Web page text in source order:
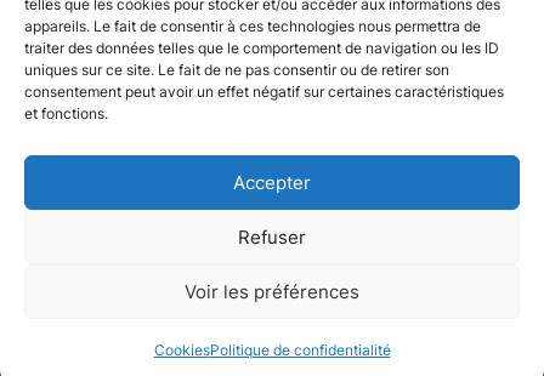
telles que les cookies pour stocker et/ou accéder aux informations des
appareils. Le fait de consentir à ces technologies nous permettra de
traiter des données telles que le comportement de navigation ou les ID
uniques sur ce site. Le fait de ne pas consentir ou de retirer son
consentement peut avoir un effet négatif sur certaines caractéristiques
et fonctions.
Accepter
Refuser
Voir les préférences
CookiesPolitique de confidentialité
Conception et réalisation :Plate